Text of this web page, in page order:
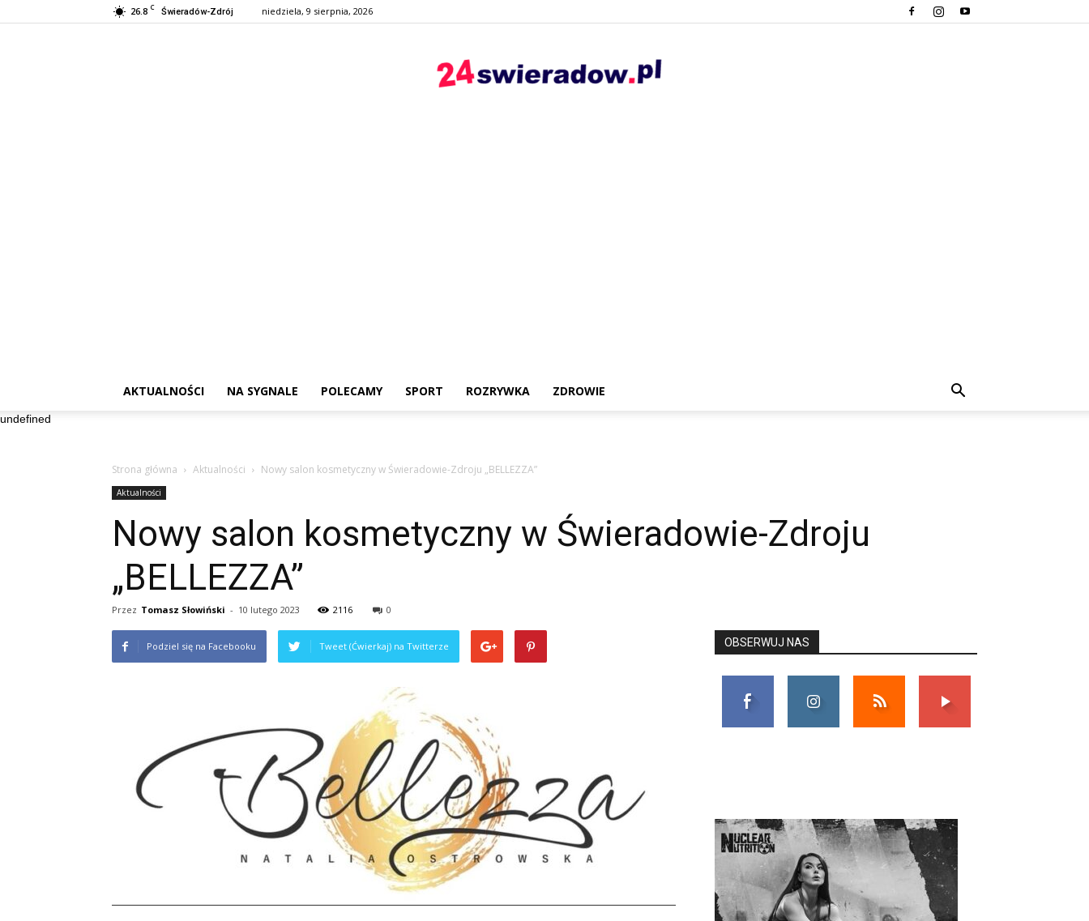
26.8 C Świeradów-Zdrój niedziela, 9 sierpnia, 2026
AKTUALNOŚCI NA SYGNALE POLECAMY SPORT ROZRYWKA ZDROWIE
undefined
Strona główna Aktualności Nowy salon kosmetyczny w Świeradowie-Zdroju „BELLEZZA”
Aktualności
Nowy salon kosmetyczny w Świeradowie-Zdroju
„BELLEZZA”
Przez Tomasz Słowiński - 10 lutego 2023 2116 0
Podziel się na Facebooku Tweet (Ćwierkaj) na Twitterze OBSERWUJ NAS